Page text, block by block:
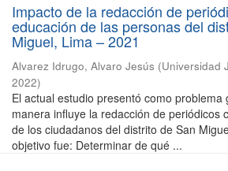
Impacto de la redacción de
educación de las personas del
Miguel, Lima – 2021
Alvarez Idrugo, Alvaro Jesús (Universidad
2022)
El actual estudio presentó como problema
manera influye la redacción de periódicos
de los ciudadanos del distrito de San
objetivo fue: Determinar de qué ...